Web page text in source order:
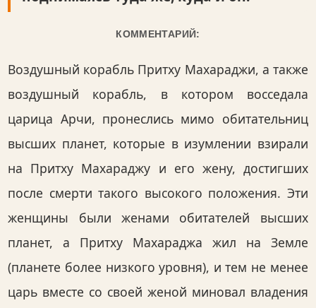
КОММЕНТАРИЙ:
Воздушный корабль Притху Махараджи, а также
воздушный корабль, в котором восседала
царица Арчи, пронеслись мимо обитательниц
высших планет, которые в изумлении взирали
на Притху Махараджу и его жену, достигших
после смерти такого высокого положения. Эти
женщины были женами обитателей высших
планет, а Притху Махараджа жил на Земле
(планете более низкого уровня), и тем не менее
царь вместе со своей женой миновал владения